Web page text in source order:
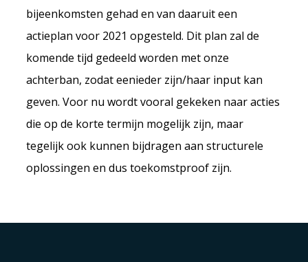
bijeenkomsten gehad en van daaruit een
actieplan voor 2021 opgesteld. Dit plan zal de
komende tijd gedeeld worden met onze
achterban, zodat eenieder zijn/haar input kan
geven. Voor nu wordt vooral gekeken naar acties
die op de korte termijn mogelijk zijn, maar
tegelijk ook kunnen bijdragen aan structurele
oplossingen en dus toekomstproof zijn.